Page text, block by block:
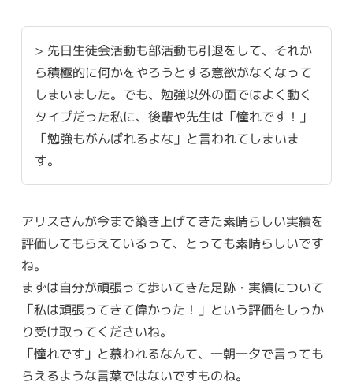
> 先日生徒会活動も部活動も引退をして、それか
ら積極的に何かをやろうとする意欲がなくなって
しまいました。でも、勉強以外の面ではよく動く
タイプだった私に、後輩や先生は「憧れです！」
「勉強もがんばれるよな」と言われてしまいま
す。
アリスさんが今まで築き上げてきた素晴らしい実績を
評価してもらえているって、とっても素晴らしいです
ね。
まずは自分が頑張って歩いてきた足跡・実績について
「私は頑張ってきて偉かった！」という評価をしっか
り受け取ってくださいね。
「憧れです」と慕われるなんて、一朝一夕で言っても
らえるような言葉ではないですものね。